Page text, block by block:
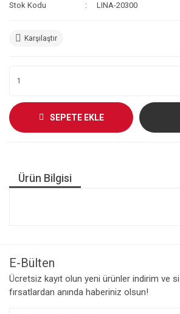
Stok Kodu LINA-20300
Karşılaştır
SEPETE EKLE
Ürün Bilgisi
E-Bülten
Ücretsiz kayıt olun yeni ürünler indirim ve
fırsatlardan anında haberiniz olsun!